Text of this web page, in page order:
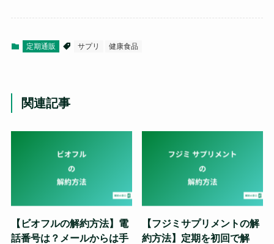
定期通販 サプリ 健康食品
関連記事
【ビオフルの解約方法】電
話番号は？メールからは手
【フジミサプリメントの解
約方法】定期を初回で解